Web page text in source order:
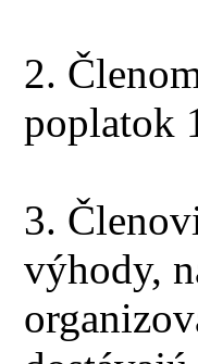
2.
poplatok
3.
výhody,